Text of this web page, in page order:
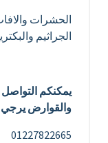
الحشرات
الجراثيم
يمكنكم التواصل
والقوارض يرجي
01227822665